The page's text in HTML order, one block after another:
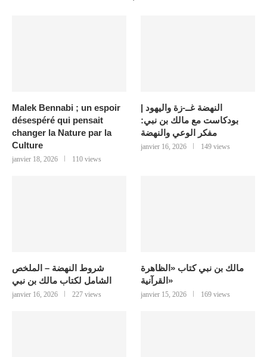
Malek Bennabi ; un espoir
désespéré qui pensait
changer la Nature par la
Culture
janvier 18, 2026 110 views
النهضة غــ-زة واليهود |
بودكاست مع مالك بن نبي:
مفكر الوعي والنهضة
janvier 16, 2026 149 views
شروط النهضة – الملخص
الشامل لكتاب مالك بن نبي
janvier 16, 2026 227 views
مالك بن نبي كتاب «الظاهرة
القرآنية»
janvier 15, 2026 169 views